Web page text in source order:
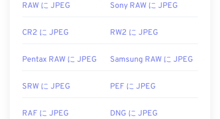
RAW に JPEG Sony RAW に JPEG
CR2 に JPEG RW2 に JPEG
Pentax RAW に JPEG Samsung RAW に JPEG
SRW に JPEG PEF に JPEG
RAF に JPEG DNG に JPEG